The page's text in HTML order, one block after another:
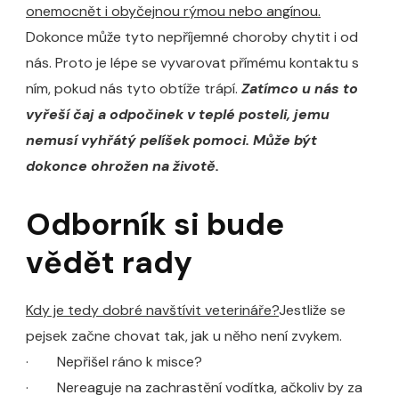
onemocnět i obyčejnou rýmou nebo angínou.
Dokonce může tyto nepříjemné choroby chytit i od
nás. Proto je lépe se vyvarovat přímému kontaktu s
ním, pokud nás tyto obtíže trápí. Zatímco u nás to
vyřeší čaj a odpočinek v teplé posteli, jemu
nemusí vyhřátý pelíšek pomoci. Může být
dokonce ohrožen na životě.
Odborník si bude
vědět rady
Kdy je tedy dobré navštívit veterináře?Jestliže se
pejsek začne chovat tak, jak u něho není zvykem.
· Nepřišel ráno k misce?
· Nereaguje na zachrastění vodítka, ačkoliv by za